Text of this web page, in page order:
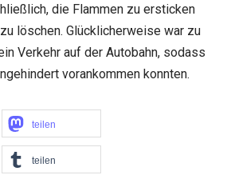
die Flammen zu ersticken
löschen. Glücklicherweise war zu
Verkehr auf der Autobahn, sodass
vorankommen konnten.
teilen
teilen